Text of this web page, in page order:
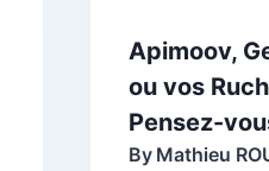
Apimoov,
ou vos
Pensez-
By Mathieu